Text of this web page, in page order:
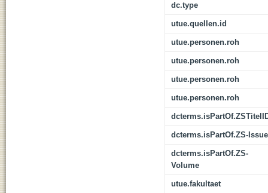
dc.type
utue.quellen.id
utue.personen.roh
utue.personen.roh
utue.personen.roh
utue.personen.roh
dcterms.isPartOf.ZS-Issue
dcterms.isPartOf.ZS-
Volume
utue.fakultaet